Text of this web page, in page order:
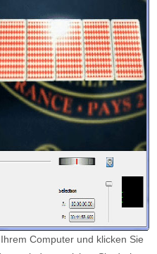
Computer und klicken Sie